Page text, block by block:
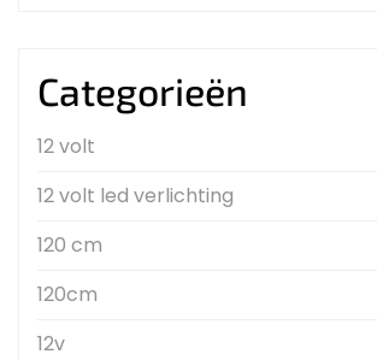
Categorieën
12 volt
12 volt led verlichting
120 cm
120cm
12v